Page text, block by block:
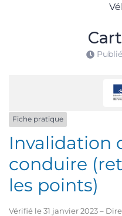
Fiche pratique
Invalidation
conduire
les points)
Vérifié le 31 janvier 2023 –